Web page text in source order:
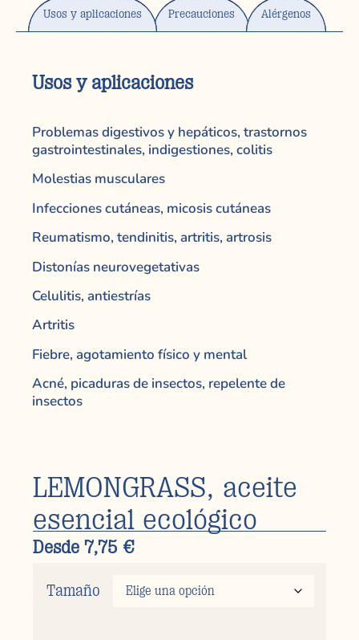
Usos y aplicaciones Precauciones Alérgenos
Usos y aplicaciones
Problemas digestivos y hepáticos, trastornos
gastrointestinales, indigestiones, colitis
Molestias musculares
Infecciones cutáneas, micosis cutáneas
Reumatismo, tendinitis, artritis, artrosis
Distonías neurovegetativas
Celulitis, antiestrías
Artritis
Fiebre, agotamiento físico y mental
Acné, picaduras de insectos, repelente de
insectos
LEMONGRASS, aceite
esencial ecológico
Desde 7,75 €
Tamaño